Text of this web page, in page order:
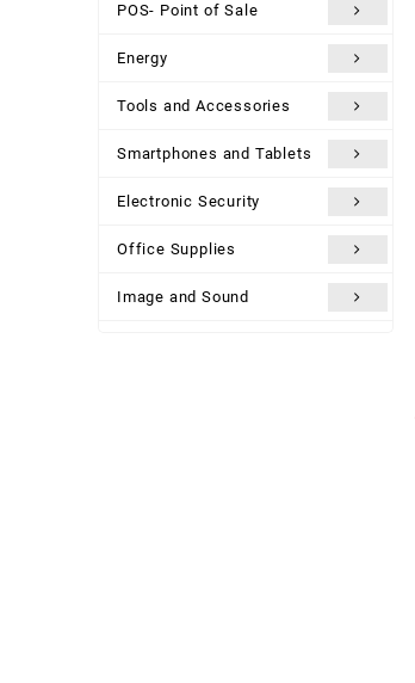
POS- Point of Sale
Energy
Tools and Accessories
Smartphones and Tablets
Electronic Security
Office Supplies
Image and Sound